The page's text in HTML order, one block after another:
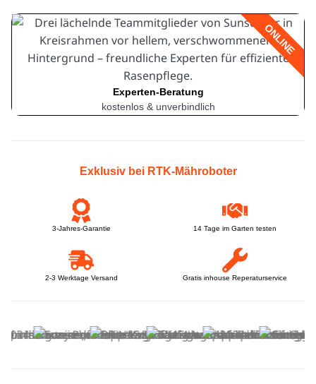
Experten-Beratung
kostenlos & unverbindlich
ONLINE
Exklusiv bei RTK-Mähroboter
3-Jahres-Garantie
2-3 Werktage Versand
14 Tage im Garten testen
Gratis inhouse Reperaturservice